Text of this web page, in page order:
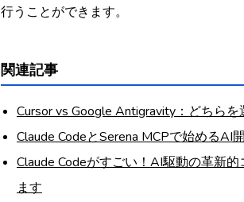
行うことができます。
関連記事
Cursor vs Google Antigravity：どちら
Claude CodeとSerena MCPで始めるAI
Claude Codeがすごい！AI駆動の革新
ます